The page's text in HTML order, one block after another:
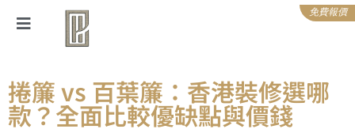
免費報價
捲簾 vs 百葉簾：香港裝修選哪
款？全面比較優缺點與價錢